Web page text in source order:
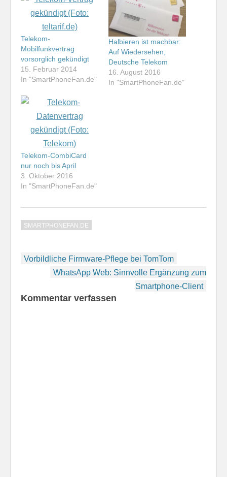
Telekom-
Mobilfunkvertrag
vorsorglich gekündigt
15. Februar 2014
In "SmartPhoneFan.de"
Halbieren ist machbar:
Auf Wiedersehen,
Deutsche Telekom
16. August 2016
In "SmartPhoneFan.de"
Telekom-CombiCard
nur noch bis April
3. Oktober 2016
In "SmartPhoneFan.de"
SMARTPHONEFAN.DE
Beitragsnavigation
Vorbildliche Firmware-Pflege bei TomTom
WhatsApp Web: Sinnvolle Ergänzung zum
Smartphone-Client
Kommentar verfassen